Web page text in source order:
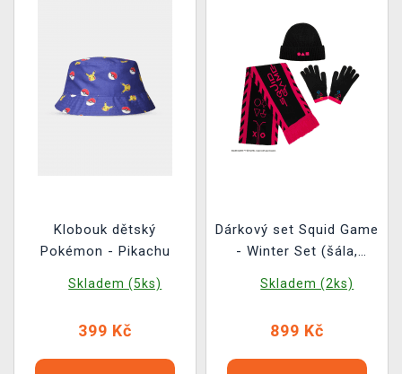
Klobouk dětský
Pokémon - Pikachu
Skladem (5ks)
399 Kč
Dárkový set Squid Game
- Winter Set (šála,
Skladem (2ks)
899 Kč